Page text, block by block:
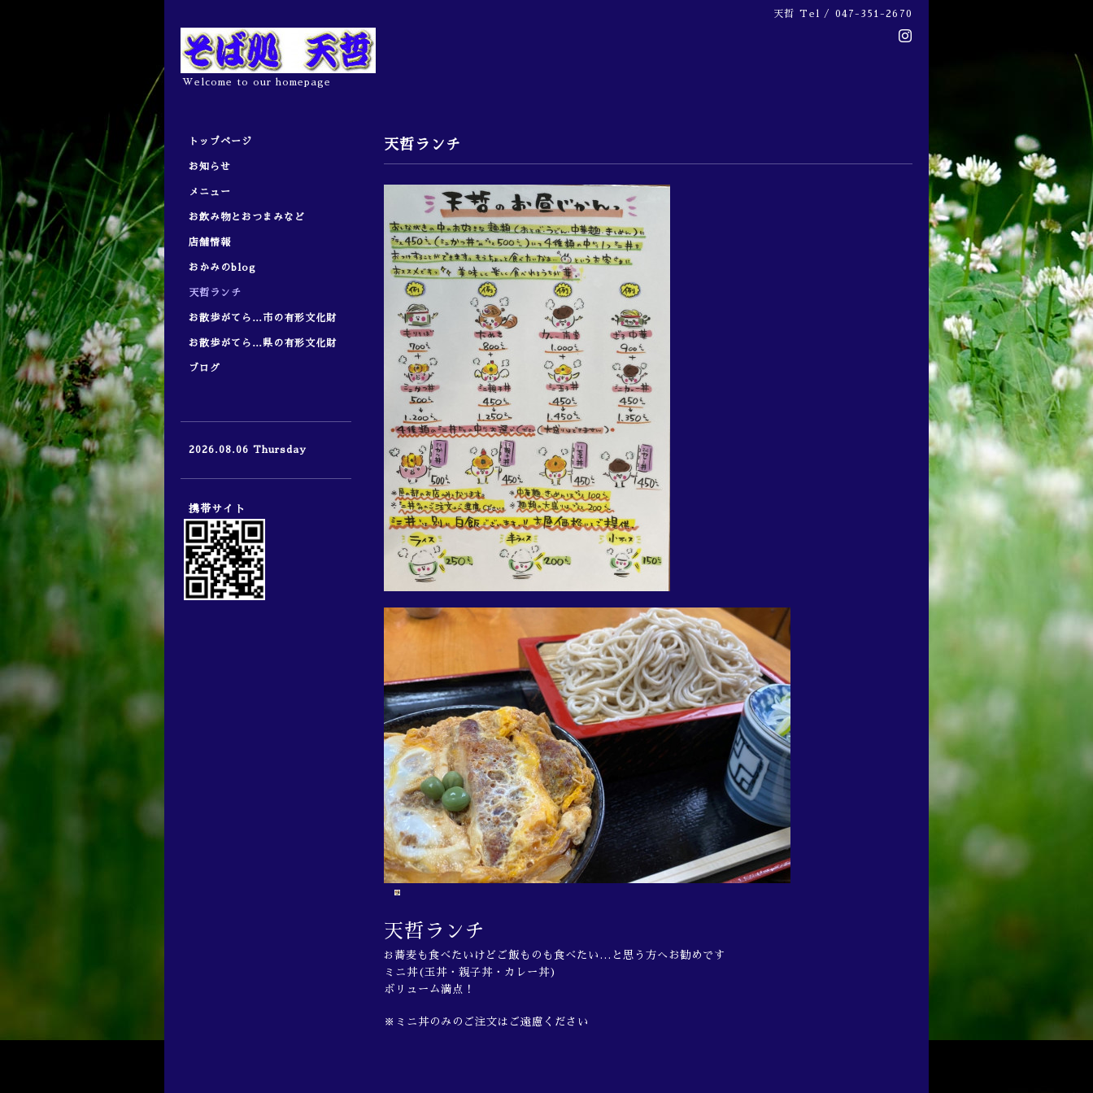
天哲 Tel / 047-351-2670
Welcome to our homepage
天哲ランチ
天哲ランチ
お 蕎麦も食べたいけどご飯ものも食べたい…と思う方へお勧めです
ミニ丼(玉丼・親子丼・カレー丼)
ボリューム満点！
※ミニ丼のみのご注文はご遠慮ください
トップページ
お知らせ
メニュー
お飲み物とおつまみなど
店舗情報
おかみのblog
天哲ランチ
お散歩がてら…市の有形文化財
お散歩がてら…県の有形文化財
ブログ
2026.08.06 Thursday
携帯サイト